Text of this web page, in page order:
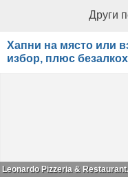
Други
Хапни на място или
избор, плюс
Leonardo Pizzeria & Restaurant.